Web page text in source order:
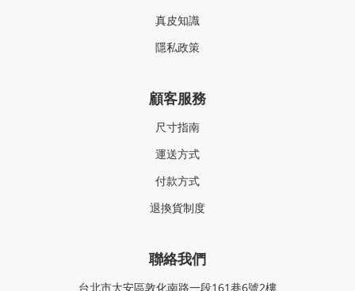
真皮知識
隱私政策
顧客服務
尺寸指南
運送方式
付款方式
退換貨制度
聯絡我們
台北市大安區敦化南路一段161巷6號2樓